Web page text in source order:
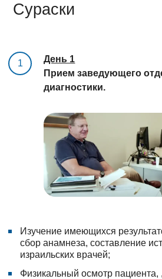
Сураски
1
День 1
Прием заведующего
диагностики.
Изучение имеющихся
сбор анамнеза, составление
израильских врачей;
Физикальный осмотр пациента,